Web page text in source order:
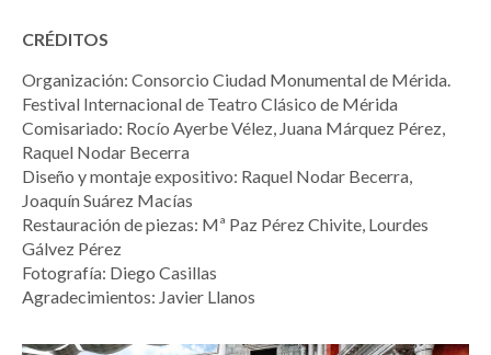
CRÉDITOS
Organización: Consorcio Ciudad Monumental de Mérida.
Festival Internacional de Teatro Clásico de Mérida
Comisariado: Rocío Ayerbe Vélez, Juana Márquez Pérez,
Raquel Nodar Becerra
Diseño y montaje expositivo: Raquel Nodar Becerra,
Joaquín Suárez Macías
Restauración de piezas: Mª Paz Pérez Chivite, Lourdes
Gálvez Pérez
Fotografía: Diego Casillas
Agradecimientos: Javier Llanos